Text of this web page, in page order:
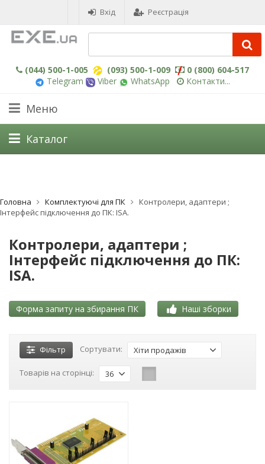
Вхід Реєстрація
(044) 500-1-005 (093) 500-1-009
0 (800) 604-517
Telegram
Viber WhatsApp Контакти...
Меню
Каталог
Головна Комплектуючі для ПК
Контролери, адаптери ;
Інтерфейс підключення до ПК: ISA.
Контролери, адаптери ;
Інтерфейс підключення до ПК:
ISA.
Форма запиту на збирання ПК Наші зборки
Фільтр Сортувати: Хіти продажів
Товарів на сторінці: 36